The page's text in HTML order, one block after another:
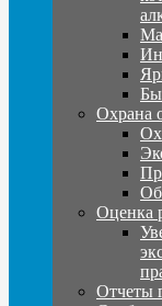
Охрана
Оценка
Отчеты